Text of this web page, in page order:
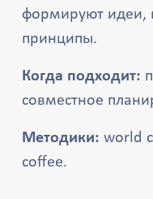
формируют идеи,
принципы.
Когда подходит:
совместное
Методики: world
coffee.